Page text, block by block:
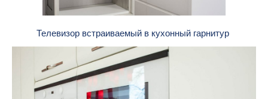
Телевизор встраиваемый в кухонный гарнитур